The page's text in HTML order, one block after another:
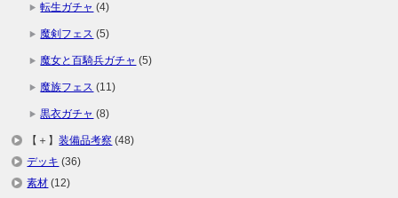
転生ガチャ (4)
魔剣フェス (5)
魔女と百騎兵ガチャ (5)
魔族フェス (11)
黒衣ガチャ (8)
【＋】装備品考察 (48)
デッキ (36)
素材 (12)